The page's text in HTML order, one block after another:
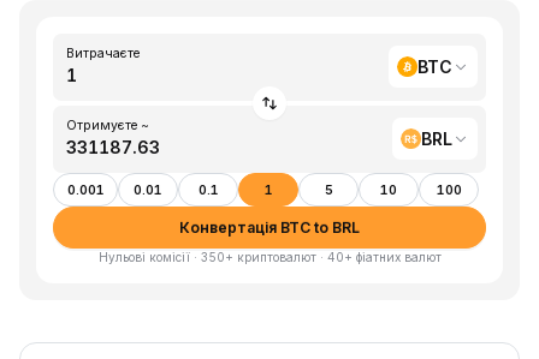
Витрачаєте
BTC
Отримуєте ~
BRL
0.001 0.01 0.1 1 5 10 100
Конвертація BTC to BRL
Нульові комісії · 350+ криптовалют · 40+ фіатних валют